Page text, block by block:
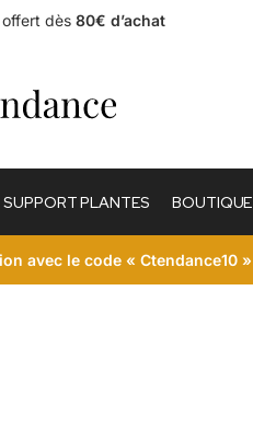
offert dès 80€ d’achat
SUPPORT PLANTES BOUTIQUE
avec le code « Ctendance10 »